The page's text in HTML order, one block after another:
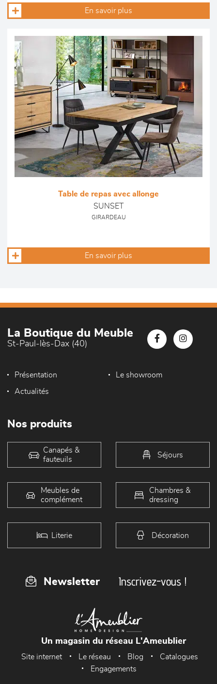
En savoir plus
Table de repas avec allonge
SUNSET
GIRARDEAU
En savoir plus
La Boutique du Meuble
St-Paul-lès-Dax (40)
Présentation Le showroom
Actualités
Nos produits
Canapés &
fauteuils
Séjours
Meubles de
complément
Chambres &
dressing
Literie Décoration
Newsletter Inscrivez-vous !
Un magasin du réseau L'Ameublier
Site internet Le réseau Blog
Catalogues
Engagements